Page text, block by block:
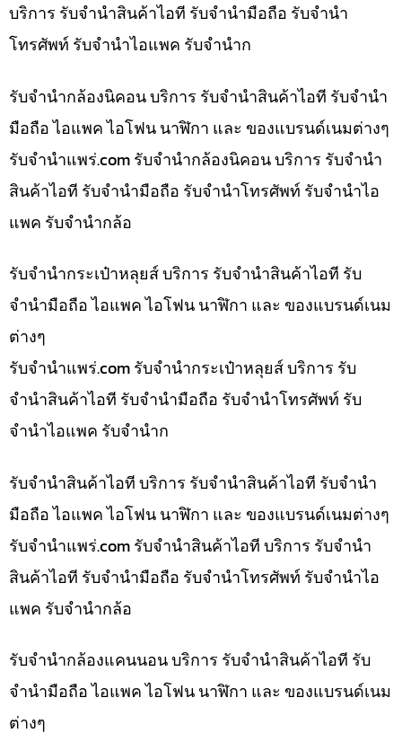
บริการ รับจำนำสินค้าไอที รับจำนำมือถือ รับจำนำ
โทรศัพท์ รับจำนำไอแพค รับจำนำก
รับจำนำกล้องนิคอน บริการ รับจำนำสินค้าไอที รับจำนำ
มือถือ ไอแพค ไอโฟน นาฬิกา และ ของแบรนด์เนมต่างๆ
รับจํานําแพร่.com รับจำนำกล้องนิคอน บริการ รับจำนำ
สินค้าไอที รับจำนำมือถือ รับจำนำโทรศัพท์ รับจำนำไอ
แพค รับจำนำกล้อ
รับจำนำกระเป๋าหลุยส์ บริการ รับจำนำสินค้าไอที รับ
จำนำมือถือ ไอแพค ไอโฟน นาฬิกา และ ของแบรนด์เนม
ต่างๆ
รับจํานําแพร่.com รับจำนำกระเป๋าหลุยส์ บริการ รับ
จำนำสินค้าไอที รับจำนำมือถือ รับจำนำโทรศัพท์ รับ
จำนำไอแพค รับจำนำก
รับจำนำสินค้าไอที บริการ รับจำนำสินค้าไอที รับจำนำ
มือถือ ไอแพค ไอโฟน นาฬิกา และ ของแบรนด์เนมต่างๆ
รับจํานําแพร่.com รับจำนำสินค้าไอที บริการ รับจำนำ
สินค้าไอที รับจำนำมือถือ รับจำนำโทรศัพท์ รับจำนำไอ
แพค รับจำนำกล้อ
รับจำนำกล้องแคนนอน บริการ รับจำนำสินค้าไอที รับ
จำนำมือถือ ไอแพค ไอโฟน นาฬิกา และ ของแบรนด์เนม
ต่างๆ